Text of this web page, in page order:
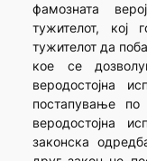
фамозната
тужителот, кој
тужителот да
кое се
веродостојна
постапување
веродостојна
законска